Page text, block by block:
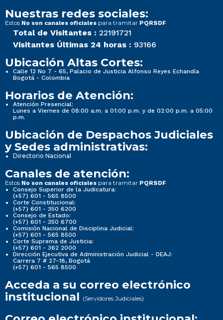
Nuestras redes sociales:
Estos No son canales oficiales para tramitar PQRSDF
Total de Visitantes : 22191721
Visitantes Últimas 24 horas : 93166
Ubicación Altas Cortes:
Calle 12 No 7 - 65, Palacio de Justicia Alfonso Reyes Echandía
Bogotá - Colombia
Horarios de Atención:
Atención Presencial:
Lunes a Viernes de 08:00 a.m. a 01:00 p.m. y de 02:00 p.m. a 05:00
p.m.
Ubicación de Despachos Judiciales
y Sedes administrativas:
Directorio Nacional
Canales de atención:
Estos No son canales oficiales para tramitar PQRSDF
Consejo Superior de la Judicatura:
(+57) 601 - 565 8500
Corte Constitucional:
(+57) 601 - 350 6200
Consejo de Estado:
(+57) 601 - 350 6700
Comisión Nacional de Disciplina Judicial:
(+57) 601 - 565 8500
Corte Suprema de Justicia:
(+57) 601 - 362 2000
Dirección Ejecutiva de Administración Judicial - DEAJ:
Carrera 7 # 27-18, Bogotá
(+57) 601 - 565 8500
Acceda a su correo electrónico
institucional (Servidores Judiciales)